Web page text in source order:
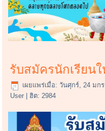
รับสมัครนักเรียน
เผยแพร่เมื่อ: วันศุกร์, 24 มก
User | ฮิต: 2984